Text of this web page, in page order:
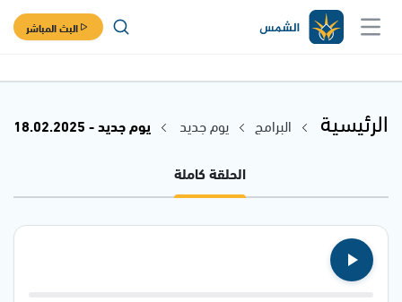
البث المباشر
الرئيسية البرامج يوم جديد
يوم جديد - 18.02.2025
الحلقة كاملة